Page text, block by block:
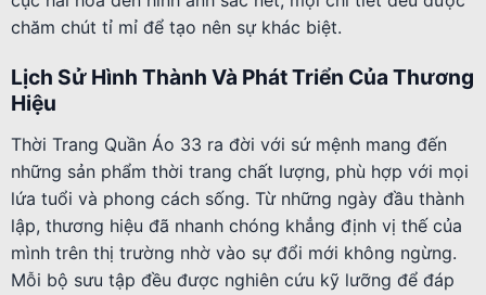
chăm chút tỉ mỉ để tạo nên sự khác biệt.
Lịch Sử Hình Thành Và Phát Triển Của Thương
Hiệu
Thời Trang Quần Áo 33 ra đời với sứ mệnh mang đến
những sản phẩm thời trang chất lượng, phù hợp với mọi
lứa tuổi và phong cách sống. Từ những ngày đầu thành
lập, thương hiệu đã nhanh chóng khẳng định vị thế của
mình trên thị trường nhờ vào sự đổi mới không ngừng.
Mỗi bộ sưu tập đều được nghiên cứu kỹ lưỡng để đáp